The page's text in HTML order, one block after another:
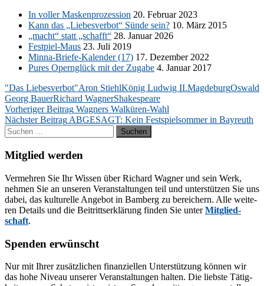
In vol­ler Mas­ken­pro­zes­si­on 20. Fe­bru­ar 2023
Kann das „Lie­bes­ver­bot“ Sün­de sein? 10. März 2015
„macht“ statt „schafft“ 28. Ja­nu­ar 2026
Fest­piel-Maus 23. Juli 2019
Min­na-Brie­fe-Ka­len­der (17) 17. De­zem­ber 2022
Pu­res Opern­glück mit der Zu­ga­be 4. Ja­nu­ar 2017
"Das Liebesverbot"Aron StiehlKönig Ludwig II.MagdeburgOswald
Georg BauerRichard WagnerShakespeare
Beitragsnavigation
Vorheriger Beitrag Wagners Walküren-Wahl
Nächster BeitragABGESAGT: Kein Festspielsommer in Bayreuth
Suchen
nach:
Mitglied werden
Ver­meh­ren Sie Ihr Wis­sen über Ri­chard Wag­ner und sein Werk,
neh­men Sie an un­se­ren Ver­an­stal­tun­gen teil und un­ter­stüt­zen Sie uns
da­bei, das kul­tu­rel­le An­ge­bot in Bam­berg zu be­rei­chern. Alle wei­te­
ren De­tails und die Bei­tritts­er­klä­rung fin­den Sie un­terMit­glied­
schaft.
Spenden erwünscht
Nur mit Ih­rer zu­sätz­li­chen fi­nan­zi­el­len Un­ter­stüt­zung kön­nen wir
das hohe Ni­veau un­se­rer Ver­an­stal­tun­gen hal­ten. Die liebs­te Tä­tig­